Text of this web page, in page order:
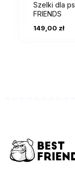
Szelki dla
FRIENDS
149,00 zł